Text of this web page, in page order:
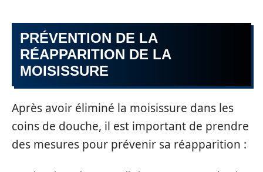
PRÉVENTION DE LA
RÉAPPARITION DE LA
MOISISSURE
Après avoir éliminé la moisissure dans les
coins de douche, il est important de prendre
des mesures pour prévenir sa réapparition :